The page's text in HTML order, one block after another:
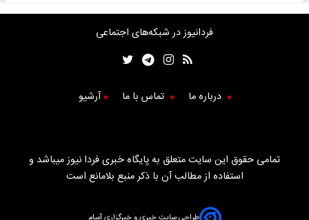
فردانیوز در شبکه‌های اجتماعی
درباره ما تماس با ما آرشیو
تمامی حقوق این سایت متعلق به پایگاه خبری فردا نیوز میباشد و
استفاده از مطالب آن با ذکر منبع بلامانع است